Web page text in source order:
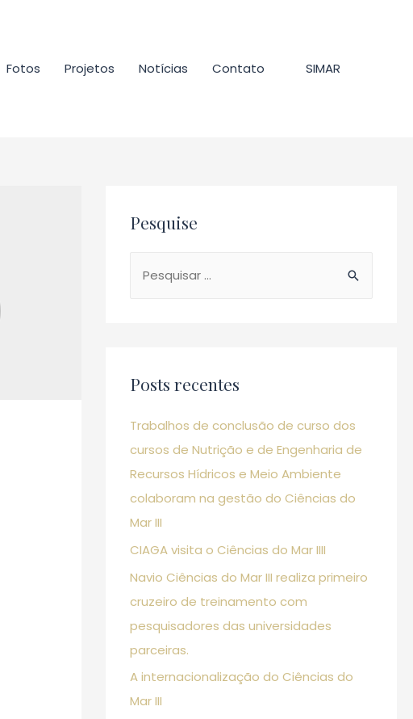
Fotos Projetos Notícias Contato SIMAR
Pesquise
i
a
r
p
o
r
:
Posts recentes
Trabalhos de conclusão de curso dos
cursos de Nutrição e de Engenharia de
Recursos Hídricos e Meio Ambiente
colaboram na gestão do Ciências do
Mar III
CIAGA visita o Ciências do Mar IIII
Navio Ciências do Mar III realiza primeiro
cruzeiro de treinamento com
pesquisadores das universidades
parceiras.
A internacionalização do Ciências do
Mar III